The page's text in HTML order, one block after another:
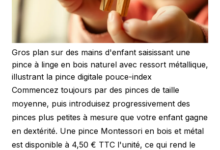
Gros plan sur des mains d'enfant saisissant une
pince à linge en bois naturel avec ressort métallique,
illustrant la pince digitale pouce-index
Commencez toujours par des pinces de taille
moyenne, puis introduisez progressivement des
pinces plus petites à mesure que votre enfant gagne
en dextérité. Une pince Montessori en bois et métal
est disponible à 4,50 € TTC l'unité, ce qui rend le